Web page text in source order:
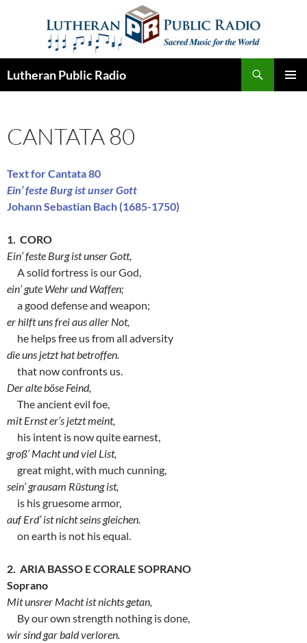
Lutheran Public Radio
CANTATA 80
Text for Cantata 80
Ein’ feste Burg ist unser Gott
Johann Sebastian Bach (1685-1750)
1. CORO
Ein’ feste Burg ist unser Gott,
A solid fortress is our God,
ein’ gute Wehr und Waffen;
a good defense and weapon;
er hilft uns frei aus aller Not,
he helps free us from all adversity
die uns jetzt hat betroffen.
that now confronts us.
Der alte böse Feind,
The ancient evil foe,
mit Ernst er’s jetzt meint,
his intent is now quite earnest,
groß’ Macht und viel List,
great might, with much cunning,
sein’ grausam Rüstung ist,
is his gruesome armor,
auf Erd’ ist nicht seins gleichen.
on earth is not his equal.
2. ARIA BASSO E CORALE SOPRANO
Soprano
Mit unsrer Macht ist nichts getan,
By our own strength nothing is done,
wir sind gar bald verloren.